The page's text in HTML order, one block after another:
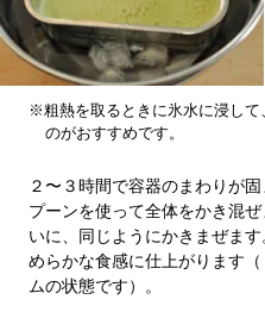
※粗熱を取るときに氷水に浸し
のがおすすめです。
２〜３時間で容器のまわりが
プーンを使って全体をかき混
いに、同じようにかきまぜま
めらかな食感に仕上がります
ムの状態です）。